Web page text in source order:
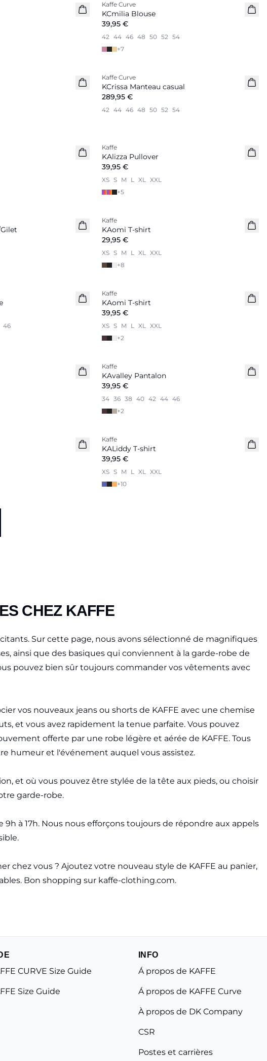
Nouveautés
Kaffe Curve
KCmilia Blouse
39,95 €
42 44 46 48 50 52 54
+7
Nouveautés
Kaffe Curve
KCrissa Manteau casual
289,95 €
42 44 46 48 50 52 54
Nouveautés
Kaffe
KAlizza Pullover
39,95 €
XS S M L XL XXL
+5
Nouveautés
Kaffe
KAomi T-shirt
29,95 €
XS S M L XL XXL
+8
46
Nouveautés
Kaffe
KAomi T-shirt
39,95 €
XS S M L XL XXL
+2
Nouveautés
Kaffe
KAvalley Pantalon
39,95 €
34 36 38 40 42 44 46
+2
Nouveautés
Kaffe
KALiddy T-shirt
39,95 €
XS S M L XL XXL
+10
CHEZ KAFFE
Sur cette page, nous avons sélectionné de magnifiques
ainsi que des basiques qui conviennent à la garde-robe de
pouvez bien sûr toujours commander vos vêtements avec
vos nouveaux jeans ou shorts de KAFFE avec une chemise
et vous avez rapidement la tenue parfaite. Vous pouvez
offerte par une robe légère et aérée de KAFFE. Tous
humeur et l'événement auquel vous assistez.
et où vous pouvez être stylée de la tête aux pieds, ou choisir
garde-robe.
à 17h. Nous nous efforçons toujours de répondre aux appels
chez vous ? Ajoutez votre nouveau style de KAFFE au panier,
Bon shopping sur kaffe-clothing.com.
CURVE Size Guide
Size Guide
INFO
Á propos de KAFFE
Á propos de KAFFE Curve
À propos de DK Company
CSR
Postes et carrières